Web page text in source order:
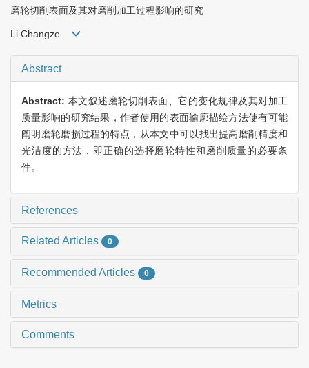
磨轮切削表面及其对磨削加工过程影响的研究
Li Changze
Abstract
Abstract: 本文叙述磨轮切削表面、它的变化规律及其对加工
质量影响的研究结果，作者使用的表面输廓描绘方法使有可能
阐明磨轮磨损过程的特点，从本文中可以找出提高磨削精度和
光洁度的方法，即正确的选择磨轮特性和磨削质量的必要条
件。
References
Related Articles 0
Recommended Articles 0
Metrics
Comments